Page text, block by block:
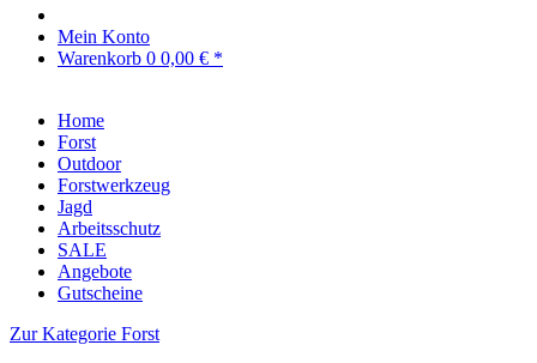
Mein Konto
Warenkorb 0 0,00 € *
Home
Forst
Outdoor
Forstwerkzeug
Jagd
Arbeitsschutz
SALE
Angebote
Gutscheine
Zur Kategorie Forst